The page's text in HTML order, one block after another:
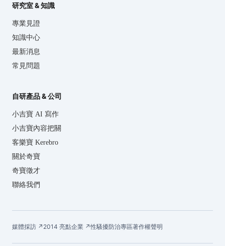
研究室 & 知識
專業見證
知識中心
最新消息
常見問題
自研產品 & 公司
小吉寶 AI 寫作
小吉寶內容把關
客樂寶 Kerebro
關於奇寶
奇寶徵才
聯絡我們
媒體採訪 ↗ 2014 亮點企業 ↗性騷擾防治專區著作權聲明